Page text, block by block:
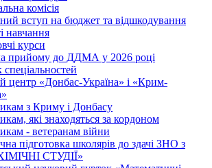
комісія
вступ на бюджет та відшкодування
навчання
курси
прийому до ДДМА у 2026 році
спеціальностей
центр «Донбас-Україна» і «Крим-
з Криму і Донбасу
які знаходяться за кордоном
- ветеранам війни
підготовка школярів до здачі ЗНО з
СТУДІЇ»